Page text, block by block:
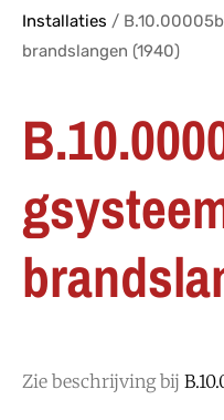
Installaties /
brandslangen (1940)
Zie beschrijving bij